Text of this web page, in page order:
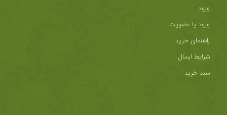
ورود
ورود یا عضویت
راهنمای خرید
شرایط ارسال
سبد خرید